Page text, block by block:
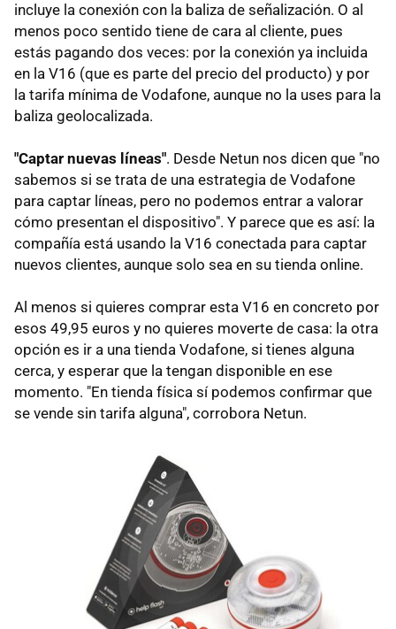
incluye la conexión con la baliza de señalización. O al
menos poco sentido tiene de cara al cliente, pues
estás pagando dos veces: por la conexión ya incluida
en la V16 (que es parte del precio del producto) y por
la tarifa mínima de Vodafone, aunque no la uses para la
baliza geolocalizada.
"Captar nuevas líneas". Desde Netun nos dicen que "no
sabemos si se trata de una estrategia de Vodafone
para captar líneas, pero no podemos entrar a valorar
cómo presentan el dispositivo". Y parece que es así: la
compañía está usando la V16 conectada para captar
nuevos clientes, aunque solo sea en su tienda online.
Al menos si quieres comprar esta V16 en concreto por
esos 49,95 euros y no quieres moverte de casa: la otra
opción es ir a una tienda Vodafone, si tienes alguna
cerca, y esperar que la tengan disponible en ese
momento. "En tienda física sí podemos confirmar que
se vende sin tarifa alguna", corrobora Netun.